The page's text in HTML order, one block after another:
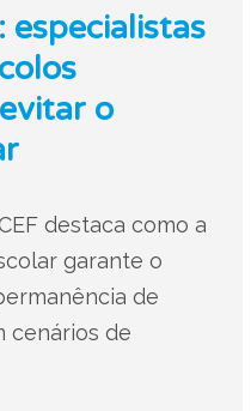
especialistas
o
destaca como a
garante o
de
cenários de